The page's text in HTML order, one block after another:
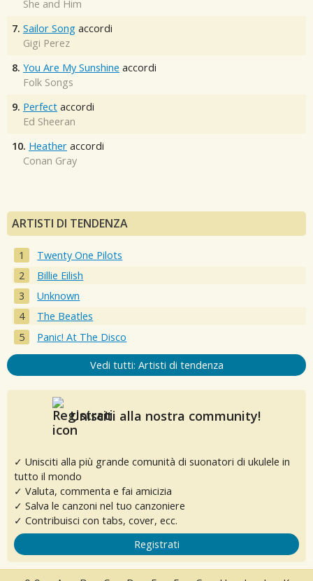
She and Him
7. Sailor Song accordi
Gigi Perez
8. You Are My Sunshine accordi
Folk Songs
9. Perfect accordi
Ed Sheeran
10. Heather accordi
Conan Gray
ARTISTI DI TENDENZA
Twenty One Pilots
Billie Eilish
Unknown
The Beatles
Panic! At The Disco
Vedi tutti: Artisti di tendenza
Unisciti alla nostra community!
✓ Unisciti alla più grande comunità di suonatori di ukulele in
tutto il mondo
✓ Valuta, commenta e fai amicizia
✓ Salva le canzoni nel tuo canzoniere
✓ Contribuisci con tabs, cover, ecc.
Registrati